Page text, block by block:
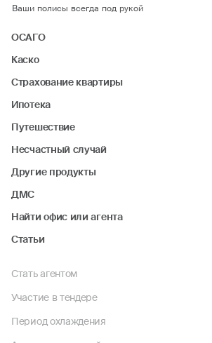
Ваши полисы всегда под рукой
ОСАГО
Каско
Страхование квартиры
Ипотека
Путешествие
Несчастный случай
Другие продукты
ДМС
Найти офис или агента
Статьи
Стать агентом
Участие в тендере
Период охлаждения